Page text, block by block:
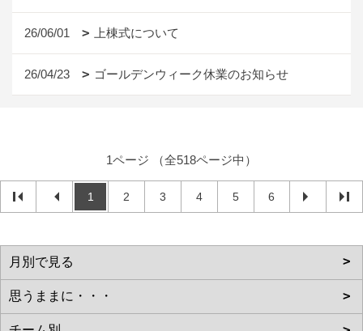
26/06/01 上棟式について
26/04/23 ゴールデンウィーク休業のお知らせ
1ページ （全518ページ中）
1 2 3 4 5 6